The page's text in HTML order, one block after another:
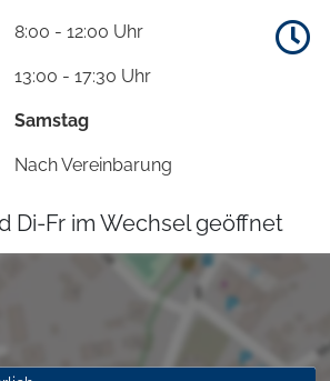
8:00 - 12:00 Uhr
13:00 - 17:30 Uhr
Samstag
Nach Vereinbarung
Di-Fr im Wechsel geöffnet